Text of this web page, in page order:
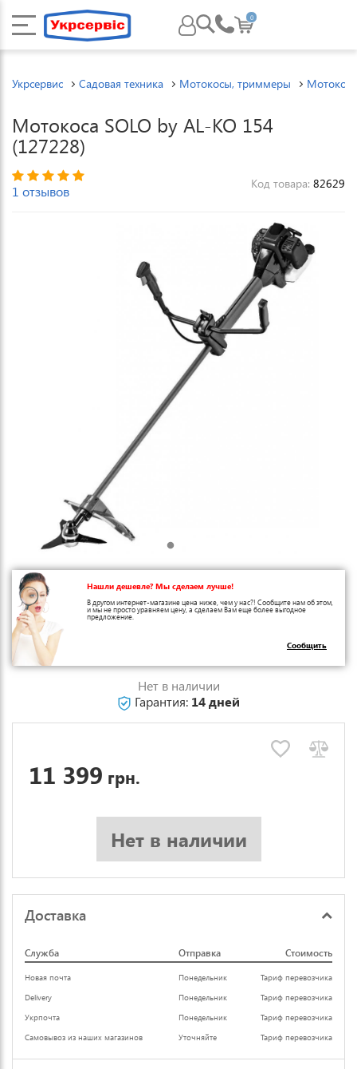
0
Укрсервис Садовая техника Мотокосы, триммеры
Мотокоса SOLO by AL-KO 154
(127228)
1 отзывов Код товара: 82629
Нашли дешевле? Мы сделаем лучше!
В другом интернет-магазине цена ниже, чем у нас?! Сообщите нам об этом,
и мы не просто уравняем цену, а сделаем Вам еще более выгодное
предложение.
Сообщить
Нет в наличии
Гарантия: 14 дней
11 399 грн.
Нет в наличии
Доставка
Служба Отправка Стоимость
Новая почта Понедельник
Тариф перевозчика
Delivery
Понедельник
Тариф перевозчика
Укрпочта
Понедельник
Тариф перевозчика
Самовывоз из наших магазинов
Уточняйте Тариф перевозчика